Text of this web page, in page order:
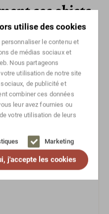
utilise des cookies
le contenu et
de médias sociaux et
Nous partageons
utilisation de notre site
de publicité et
combiner ces données
leur avez fournies ou
votre utilisation de leurs
Marketing
j'accepte les cookies
ces objets